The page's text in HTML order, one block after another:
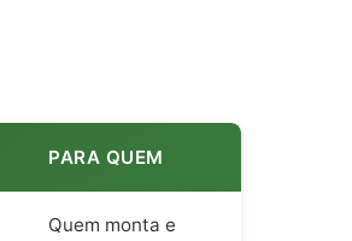
PARA QUEM
Quem monta e